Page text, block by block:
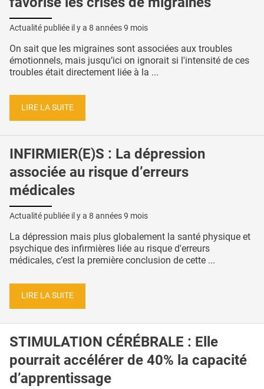
Actualité publiée il y a 8 années 9 mois
On sait que les migraines sont associées aux troubles
émotionnels, mais jusqu’ici on ignorait si l'intensité de ces
troubles était directement liée à la ...
LIRE LA SUITE
INFIRMIER(E)S : La dépression
associée au risque d’erreurs
médicales
Actualité publiée il y a 8 années 9 mois
La dépression mais plus globalement la santé physique et
psychique des infirmières liée au risque d'erreurs
médicales, c’est la première conclusion de cette ...
LIRE LA SUITE
STIMULATION CÉRÉBRALE : Elle
pourrait accélérer de 40% la capacité
d’apprentissage